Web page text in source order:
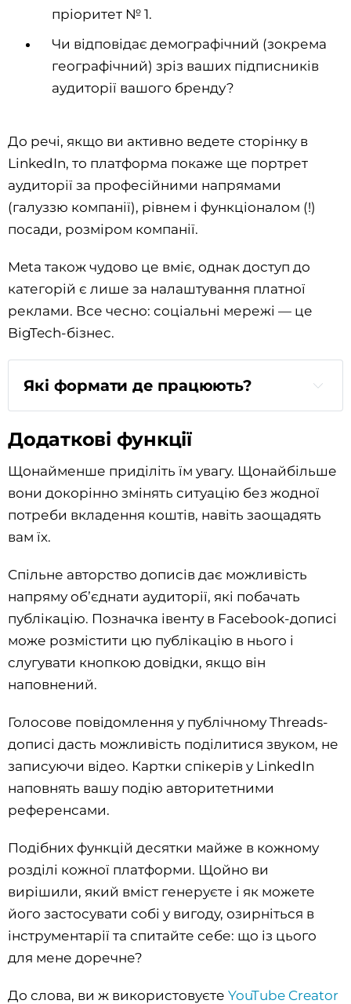
пріоритет № 1.
Чи відповідає демографічний (зокрема
географічний) зріз ваших підписників
аудиторії вашого бренду?
До речі, якщо ви активно ведете сторінку в
LinkedIn, то платформа покаже ще портрет
аудиторії за професійними напрямами
(галуззю компанії), рівнем і функціоналом (!)
посади, розміром компанії.
Meta також чудово це вміє, однак доступ до
категорій є лише за налаштування платної
реклами. Все чесно: соціальні мережі — це
BigTech-бізнес.
Які формати де працюють?
Додаткові функції
Щонайменше приділіть їм увагу. Щонайбільше
вони докорінно змінять ситуацію без жодної
потреби вкладення коштів, навіть заощадять
вам їх.
Спільне авторство дописів дає можливість
напряму обʼєднати аудиторії, які побачать
публікацію. Позначка івенту в Facebook-дописі
може розмістити цю публікацію в нього і
слугувати кнопкою довідки, якщо він
наповнений.
Голосове повідомлення у публічному Threads-
дописі дасть можливість поділитися звуком, не
записуючи відео. Картки спікерів у LinkedIn
наповнять вашу подію авторитетними
референсами.
Подібних функцій десятки майже в кожному
розділі кожної платформи. Щойно ви
вирішили, який вміст генеруєте і як можете
його застосувати собі у вигоду, озирніться в
інструментарії та спитайте себе: що із цього
для мене доречне?
До слова, ви ж використовуєте YouTube Creator